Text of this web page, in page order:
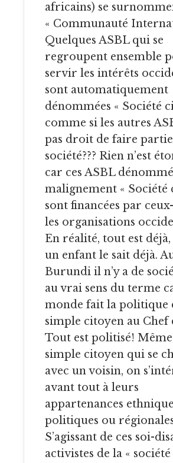
africains) se
« Communauté
Quelques ASBL qui se
regroupent ensemble
servir les intérêts
sont automatiquement
dénommées « Société
comme si les autres
pas droit de faire
société??? Rien n’est
car ces ASBL
malignement « Société
sont financées par
les organisations
En réalité, tout est
un enfant le sait déjà.
Burundi il n’y a de
au vrai sens du terme
monde fait la politique
simple citoyen au Chef
Tout est politisé!
simple citoyen qui se
avec un voisin, on
avant tout à leurs
appartenances
politiques ou
S’agissant de ces soi-
activistes de la «